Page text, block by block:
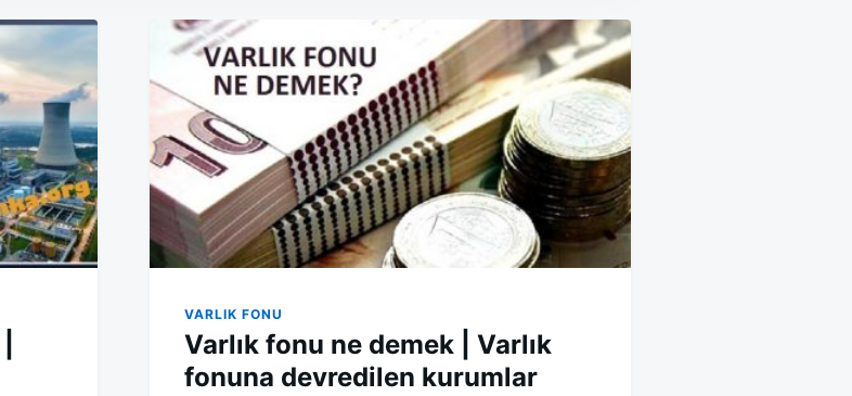
VARLIK FONU
Varlık fonu ne demek | Varlık
fonuna devredilen kurumlar